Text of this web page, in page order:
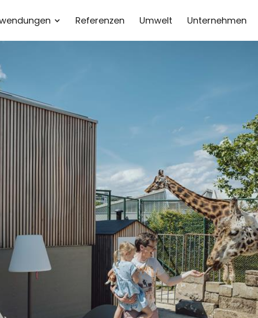
Referenzen Umwelt Unternehmen